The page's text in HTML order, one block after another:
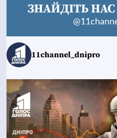
ЗНАЙДІТЬ НАС
11channel_dnipro